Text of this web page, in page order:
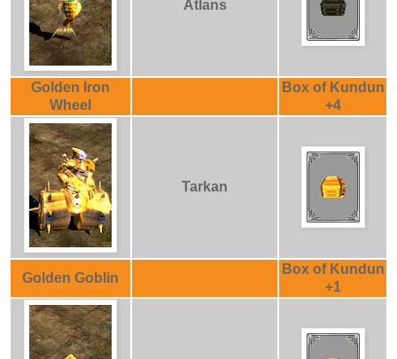
Atlans
Golden Iron
Wheel
Box of Kundun
+4
Tarkan
Golden Goblin
Box of Kundun
+1